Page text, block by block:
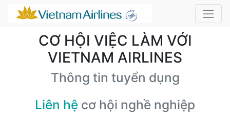
CƠ HỘI VIỆC LÀM VỚI
VIETNAM AIRLINES
Thông tin tuyển dụng
Liên hệ cơ hội nghề nghiệp